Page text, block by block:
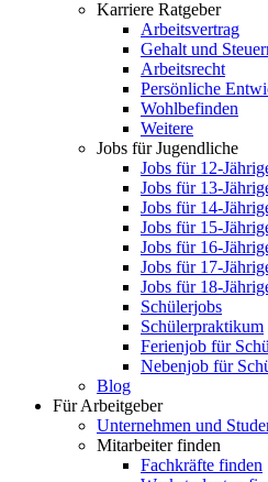
Karriere Ratgeber
Arbeitsvertrag
Gehalt und
Arbeitsrecht
Persönliche
Wohlbefinden
Weitere
Jobs für Jugendliche
Jobs für 12-
Jobs für 13-
Jobs für 14-
Jobs für 15-
Jobs für 16-
Jobs für 17-
Jobs für 18-
Schülerjobs
Schülerpraktikum
Ferienjob für
Nebenjob für
Blog
Für Arbeitgeber
Unternehmen und
Mitarbeiter finden
Fachkräfte finden